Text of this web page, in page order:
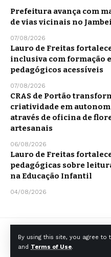
By using this site, you agree to
and Terms of Use.
Prefeitura avança com
de vias vicinais no
07/08/2026
Lauro de Freitas
inclusiva com formação
pedagógicos acessíveis
07/08/2026
CRAS de Portão
criatividade em
através de oficina de
artesanais
06/08/2026
Lauro de Freitas
pedagógicas sobre
na Educação Infantil
04/08/2026
© CCNNews.